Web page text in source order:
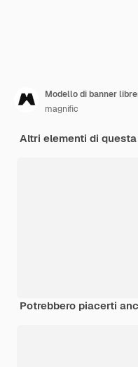
Modello di banner
magnific
Altri elementi di
Potrebbero piacerti